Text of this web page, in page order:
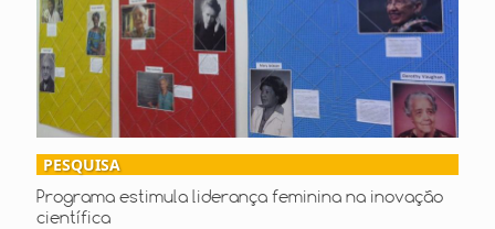
PESQUISA
Programa estimula liderança feminina na inovação
científica